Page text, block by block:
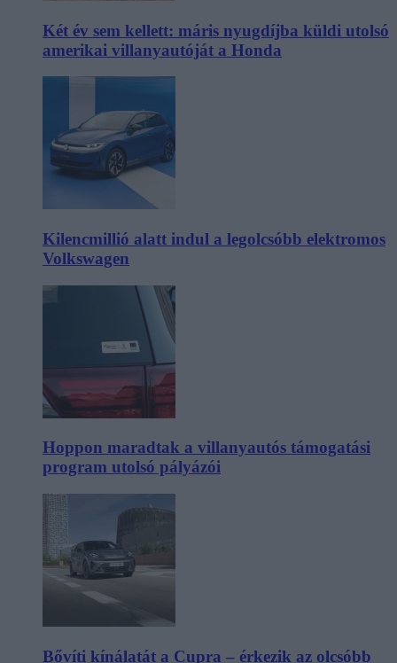
Két év sem kellett: máris nyugdíjba küldi utolsó
amerikai villanyautóját a Honda
Kilencmillió alatt indul a legolcsóbb elektromos
Volkswagen
Hoppon maradtak a villanyautós támogatási
program utolsó pályázói
Bővíti kínálatát a Cupra – érkezik az olcsóbb